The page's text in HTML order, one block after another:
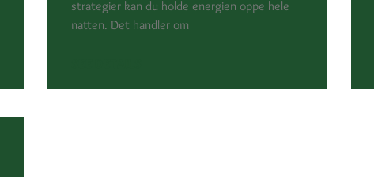
strategier kan du holde energien oppe hele
natten. Det handler om